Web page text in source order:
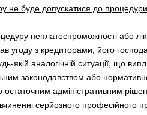
не буде допускатися до процедури
неплатоспроможності або
угоду з кредиторами, його
якій аналогічній ситуації, що
законодавством або
адміністративним
серйозного професійного